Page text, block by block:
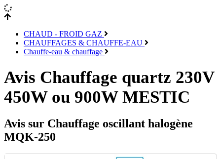
CHAUD - FROID GAZ
CHAUFFAGES & CHAUFFE-EAU
Chauffe-eau & chauffage
Avis Chauffage quartz 230V
450W ou 900W MESTIC
Avis sur Chauffage oscillant halogène
MQK-250